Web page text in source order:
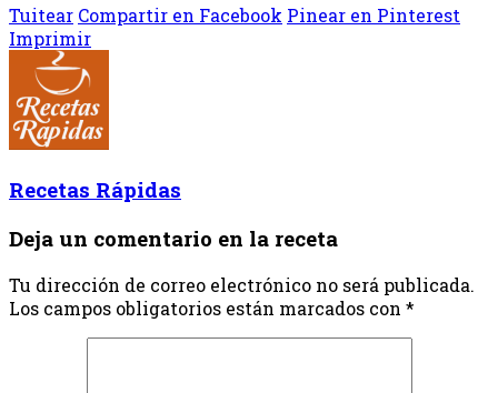
Tuitear Compartir en Facebook Pinear en Pinterest
Imprimir
Recetas Rápidas
Deja un comentario en la receta
Tu dirección de correo electrónico no será publicada.
Los campos obligatorios están marcados con *